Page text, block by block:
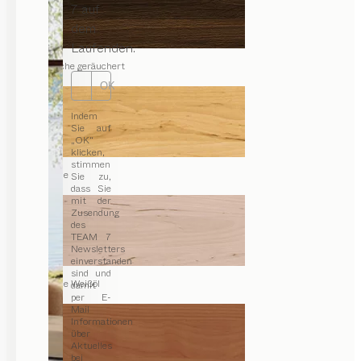
7 auf
dem
Laufenden.
OK
Indem
Sie auf
„OK“
klicken,
stimmen
Sie zu,
dass Sie
mit der
Zusendung
des
TEAM 7
Newsletters
einverstanden
sind und
damit
per E-
Mail
Informationen
über
Aktuelles
bei
Eiche geräuchert
Erle
Erle Weißöl